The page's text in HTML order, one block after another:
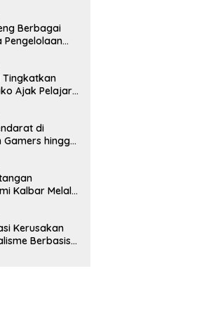
Berbagai
Pengelolaan
Tingkatkan
Ajak Pelajar
di
Gamers hingga
Kalbar Melalui
Kerusakan
Berbasis